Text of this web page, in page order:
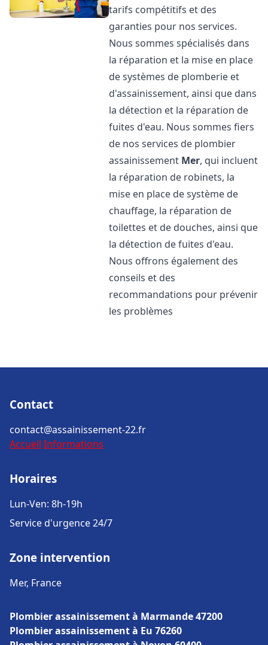
tarifs compétitifs et des
garanties pour nos services.
Nous sommes spécialisés dans
la réparation et la mise en place
de systèmes de plomberie et
d'assainissement, ainsi que dans
la détection et la réparation de
fuites d'eau. Nous sommes fiers
de nos services de plombier
assainissement Mer, qui incluent
la réparation de robinets, la
mise en place de système de
chauffage, la réparation de
toilettes et de douches, ainsi que
la détection de fuites d'eau.
Nous offrons également des
conseils et des
recommandations pour prévenir
les problèmes
Contact
contact@assainissement-22.fr
Accueil Informations
Horaires
Lun-Ven: 8h-19h
Service d'urgence 24/7
Zone intervention
Mer, France
Plombier assainissement à Marmande 47200
Plombier assainissement à Eu 76260